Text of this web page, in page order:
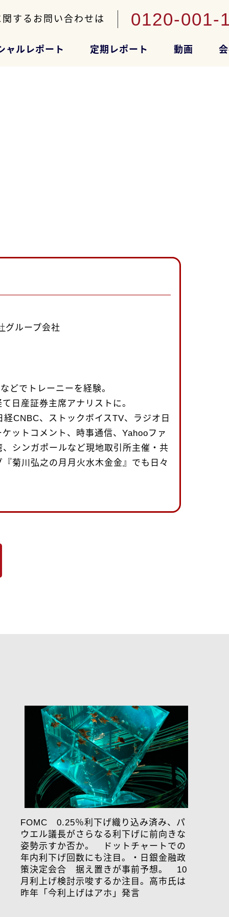
関するお問い合わせは 0120-001-
ャルレポート 定期レポート 動画
グループ会社
どでトレーニーを経験。
日産証券主席アナリストに。
CNBC、ストックボイスTV、ラジオ日
ットコメント、時事通信、Yahooファ
シンガポールなど現地取引所主催・共
菊川弘之の月月火水木金金』でも日々
FOMC 0.25％利下げ織り込み済み、パ
ウエル議長がさらなる利下げに前向きな
姿勢示すか否か。 ドットチャートでの
年内利下げ回数にも注目。・日銀金融政
策決定会合 据え置きが事前予想。 10
月利上げ検討示唆するか注目。高市氏は
昨年「今利上げはアホ」発言